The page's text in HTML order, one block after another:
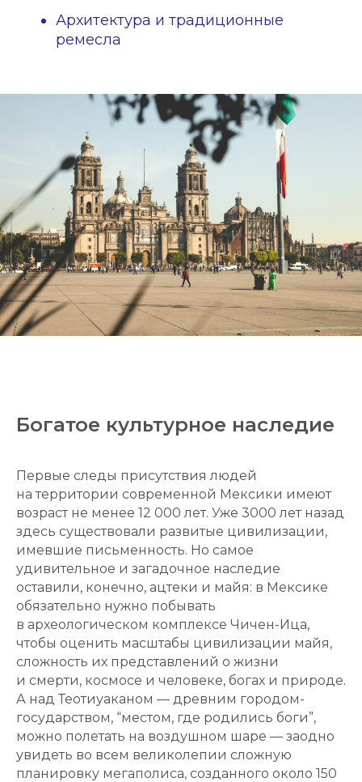
Архитектура и традиционные
ремесла
Богатое культурное наследие
Первые следы присутствия людей
на территории современной Мексики имеют
возраст не менее 12 000 лет. Уже 3000 лет назад
здесь существовали развитые цивилизации,
имевшие письменность. Но самое
удивительное и загадочное наследие
оставили, конечно, ацтеки и майя: в Мексике
обязательно нужно побывать
в археологическом комплексе Чичен-Ица,
чтобы оценить масштабы цивилизации майя,
сложность их представлений о жизни
и смерти, космосе и человеке, богах и природе.
А над Теотиуаканом — древним городом-
государством, “местом, где родились боги”,
можно полетать на воздушном шаре — заодно
увидеть во всем великолепии сложную
планировку мегаполиса, созданного около 150